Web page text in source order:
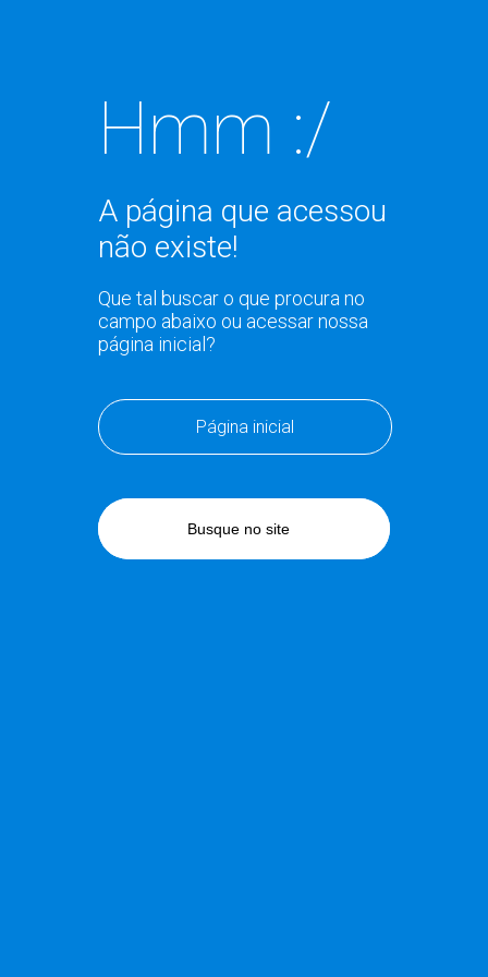
Hmm :/
A página que acessou
não existe!
Que tal buscar o que procura no
campo abaixo ou acessar nossa
página inicial?
Página inicial